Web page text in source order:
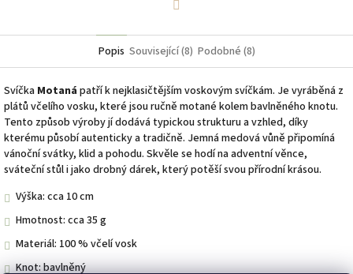
Popis Související (8) Podobné (8)
Svíčka Motaná patří k nejklasičtějším voskovým svíčkám. Je vyráběná z
plátů včelího vosku, které jsou ručně motané kolem bavlněného knotu.
Tento způsob výroby jí dodává typickou strukturu a vzhled, díky
kterému působí autenticky a tradičně. Jemná medová vůně připomíná
vánoční svátky, klid a pohodu. Skvěle se hodí na adventní věnce,
sváteční stůl i jako drobný dárek, který potěší svou přírodní krásou.
Výška: cca 10 cm
Hmotnost: cca 35 g
Materiál: 100 % včelí vosk
Knot: bavlněný